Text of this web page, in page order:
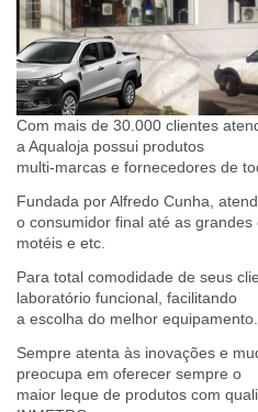
Com mais de 30.000 clientes
a Aqualoja possui produtos
multi-marcas e fornecedores de
Fundada por Alfredo Cunha,
o consumidor final até as
motéis e etc.
Para total comodidade de seus
laboratório funcional, facilitando
a escolha do melhor equipamento.
Sempre atenta às inovações e
preocupa em oferecer sempre o
maior leque de produtos com